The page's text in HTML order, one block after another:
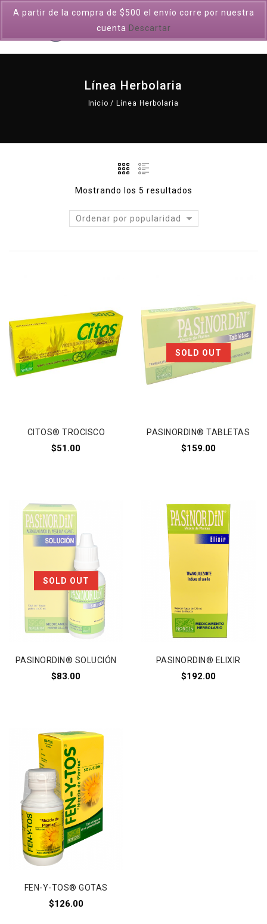
Línea Herbolaria
Inicio / Línea Herbolaria
Mostrando los 5 resultados
Ordenar por popularidad
CITOS® TROCISCO
$51.00
SOLD OUT
PASINORDIN® TABLETAS
$159.00
SOLD OUT
PASINORDIN® SOLUCIÓN
$83.00
PASINORDIN® ELIXIR
$192.00
FEN-Y-TOS® GOTAS
$126.00
A partir de la compra de $500 el envío corre por nuestra
cuenta Descartar